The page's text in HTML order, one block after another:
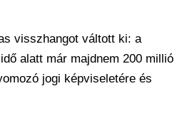
visszhangot váltott ki: a
alatt már majdnem 200 millió
jogi képviseletére és